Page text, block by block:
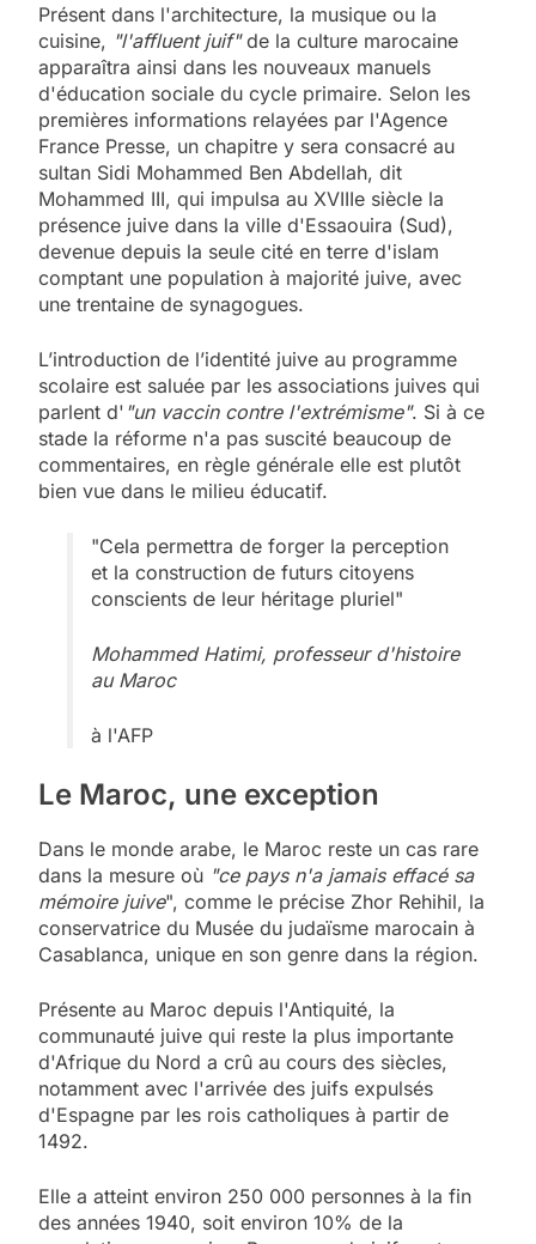
Présent dans l'architecture, la musique ou la
cuisine, "l'affluent juif"de la culture marocaine
apparaîtra ainsi dans les nouveaux manuels
d'éducation sociale du cycle primaire. Selon les
premières informations relayées par l'Agence
France Presse, un chapitre y sera consacré au
sultan Sidi Mohammed Ben Abdellah, dit
Mohammed III, qui impulsa au XVIIIe siècle la
présence juive dans la ville d'Essaouira (Sud),
devenue depuis la seule cité en terre d'islam
comptant une population à majorité juive, avec
une trentaine de synagogues.
L’introduction de l’identité juive au programme
scolaire est saluée par les associations juives qui
parlent d' "un vaccin contre l'extrémisme". Si à ce
stade la réforme n'a pas suscité beaucoup de
commentaires, en règle générale elle est plutôt
bien vue dans le milieu éducatif.
"Cela permettra de forger la perception
et la construction de futurs citoyens
conscients de leur héritage pluriel"
Mohammed Hatimi, professeur d'histoire
au Maroc
à l'AFP
Le Maroc, une exception
Dans le monde arabe, le Maroc reste un cas rare
dans la mesure où "ce pays n'a jamais effacé sa
mémoire juive", comme le précise Zhor Rehihil, la
conservatrice du Musée du judaïsme marocain à
Casablanca, unique en son genre dans la région.
Présente au Maroc depuis l'Antiquité, la
communauté juive qui reste la plus importante
d'Afrique du Nord a crû au cours des siècles,
notamment avec l'arrivée des juifs expulsés
d'Espagne par les rois catholiques à partir de
1492.
Elle a atteint environ 250 000 personnes à la fin
des années 1940, soit environ 10% de la